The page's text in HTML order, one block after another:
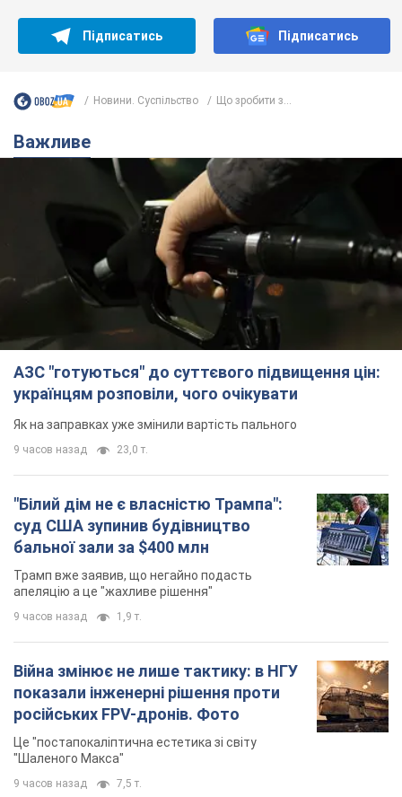
Підписатись Підписатись
Новини. Суспільство Що зробити з...
Важливе
АЗС "готуються" до суттєвого підвищення цін:
українцям розповіли, чого очікувати
Як на заправках уже змінили вартість пального
9 часов назад 23,0 т.
"Білий дім не є власністю Трампа":
суд США зупинив будівництво
бальної зали за $400 млн
Трамп вже заявив, що негайно подасть
апеляцію а це "жахливе рішення"
9 часов назад 1,9 т.
Війна змінює не лише тактику: в НГУ
показали інженерні рішення проти
російських FPV-дронів. Фото
Це "постапокаліптична естетика зі світу
"Шаленого Макса"
9 часов назад 7,5 т.